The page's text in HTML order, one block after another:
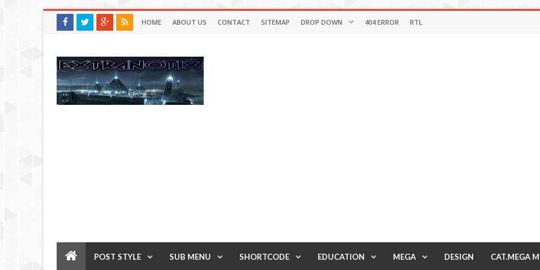
HOME ABOUT US CONTACT SITEMAP DROP DOWN 404 ERROR RTL
POST STYLE SUB MENU SHORTCODE EDUCATION MEGA DESIGN CAT.MEGA